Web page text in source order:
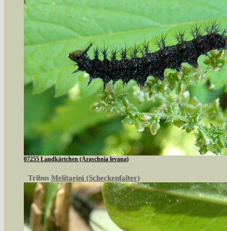
07255 Landkärtchen (Araschnia levana)
Tribus Melitaeini (Scheckenfalter)